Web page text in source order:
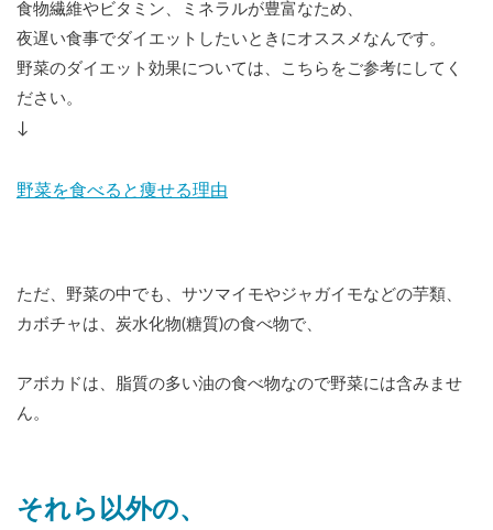
食物繊維やビタミン、ミネラルが豊富なため、
夜遅い食事でダイエットしたいときにオススメなんです。
野菜のダイエット効果については、こちらをご参考にしてく
ださい。
↓
野菜を食べると痩せる理由
ただ、野菜の中でも、サツマイモやジャガイモなどの芋類、
カボチャは、炭水化物(糖質)の食べ物で、
アボカドは、脂質の多い油の食べ物なので野菜には含みませ
ん。
それら以外の、